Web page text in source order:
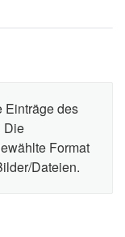
Einträge des
Die
Format
Dateien.